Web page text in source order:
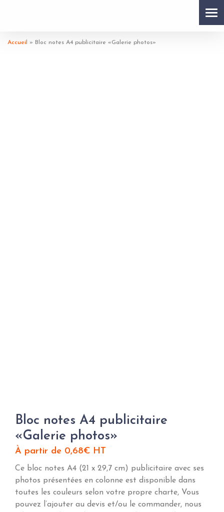
Accueil » Bloc notes A4 publicitaire «Galerie photos»
Bloc notes A4 publicitaire
«Galerie photos»
À partir de 0,68€ HT
Ce bloc notes A4 (21 x 29,7 cm) publicitaire avec ses
photos présentées en colonne est disponible dans
toutes les couleurs selon votre propre charte, Vous
pouvez l’ajouter au devis et/ou le commander, nous